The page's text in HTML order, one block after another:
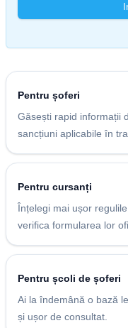
Pentru șoferi
Găsești rapid informații
sancțiuni aplicabile în
Pentru cursanți
Înțelegi mai ușor
verifica formularea lor
Pentru școli de șoferi
Ai la îndemână o bază
și ușor de consultat.